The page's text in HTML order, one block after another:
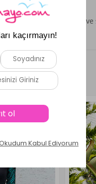
için dikkat edilmesi
Yeni